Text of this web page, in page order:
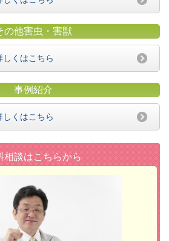
の他害虫・害獣
しくはこちら
事例紹介
しくはこちら
相談はこちらから